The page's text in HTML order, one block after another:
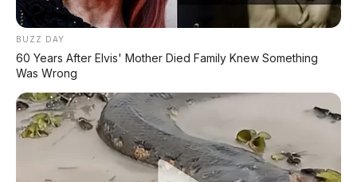
⚡ Purbaya "Ancam" Toyota di GIIAS:
Pindah Pabrik dari Thailand atau Kena
Pajak!
⚡ Denza Z9 GT: Shooting Brake Listrik
1.156 PS Siap Meluncur di Indonesia
⚡ Land Rover Freelander 8: SUV
Premium EREV Mewah 6 Kursi Siap
BUZZ DAY
60 Years After Elvis' Mother Died Family Knew Something
Was Wrong